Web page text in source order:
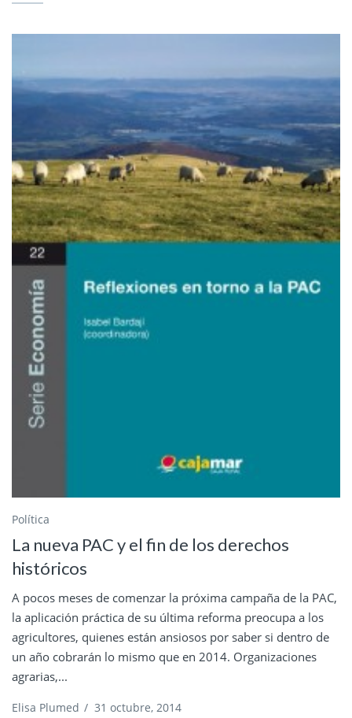
Política
La nueva PAC y el fin de los derechos
históricos
A pocos meses de comenzar la próxima campaña de la PAC,
la aplicación práctica de su última reforma preocupa a los
agricultores, quienes están ansiosos por saber si dentro de
un año cobrarán lo mismo que en 2014. Organizaciones
agrarias,...
Elisa Plumed / 31 octubre, 2014